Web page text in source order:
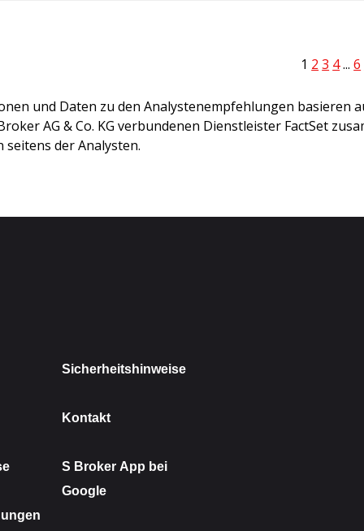
1 2 3 4...6
und Daten zu den Analystenempfehlungen basieren
AG & Co. KG verbundenen Dienstleister FactSet
seitens der Analysten.